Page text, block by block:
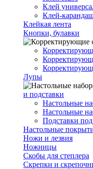
Клей
Клей-
Клейкая лента
Кнопки, булавки
Лупы
и подставки
Настольные
Настольные
Подставки
Настольные
Ножи и лезвия
Ножницы
Скобы для степлера
Скрепки и